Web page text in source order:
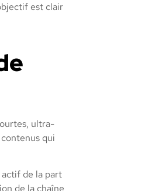
est clair
ultra-
qui
de la part
de la chaîne